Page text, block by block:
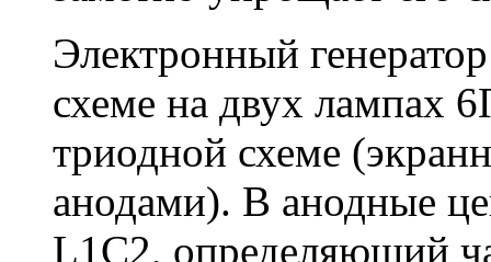
Электронный
схеме на двух лампах
триодной схеме
анодами). В анодные
L1C2, определяющий